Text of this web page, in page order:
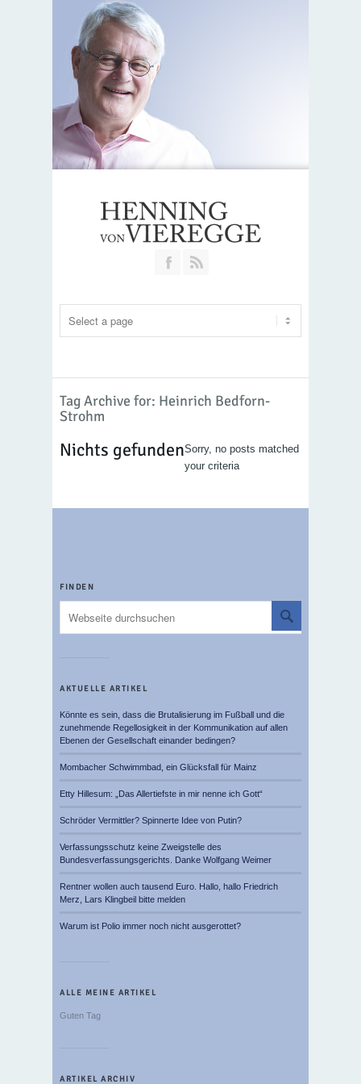
Join our Facebook Group
Tag Archive for: Heinrich Bedforn-
Strohm
Nichts gefundenSorry, no posts matched
your criteria
FINDEN
AKTUELLE ARTIKEL
Könnte es sein, dass die Brutalisierung im Fußball und die
zunehmende Regellosigkeit in der Kommunikation auf allen
Ebenen der Gesellschaft einander bedingen?
Mombacher Schwimmbad, ein Glücksfall für Mainz
Etty Hillesum: „Das Allertiefste in mir nenne ich Gott“
Schröder Vermittler? Spinnerte Idee von Putin?
Verfassungsschutz keine Zweigstelle des
Bundesverfassungsgerichts. Danke Wolfgang Weimer
Rentner wollen auch tausend Euro. Hallo, hallo Friedrich
Merz, Lars Klingbeil bitte melden
Warum ist Polio immer noch nicht ausgerottet?
ALLE MEINE ARTIKEL
Guten Tag
ARTIKEL ARCHIV